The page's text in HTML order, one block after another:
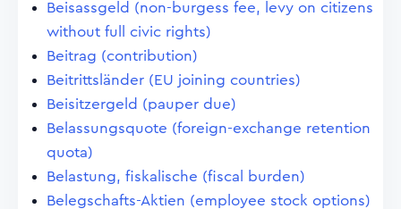
Beisassgeld (non-burgess fee, levy on citizens
without full civic rights)
Beitrag (contribution)
Beitrittsländer (EU joining countries)
Beisitzergeld (pauper due)
Belassungsquote (foreign-exchange retention
quota)
Belastung, fiskalische (fiscal burden)
Belegschafts-Aktien (employee stock options)